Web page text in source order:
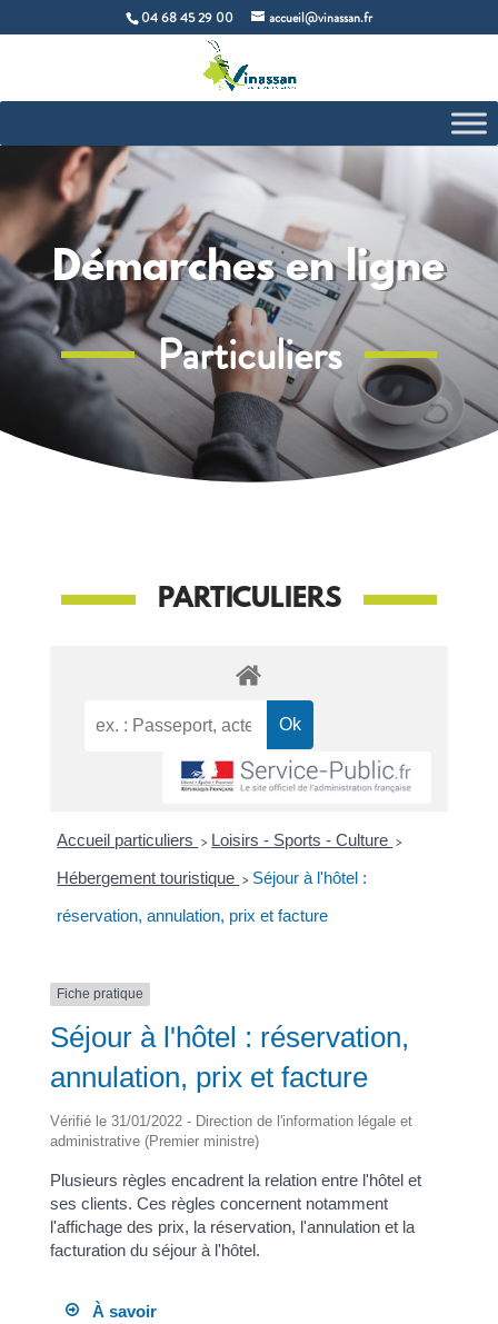
04 68 45 29 00 accueil@vinassan.fr
Démarches en ligne
Particuliers
PARTICULIERS
Accueil particuliers > Loisirs - Sports - Culture >
Hébergement touristique > Séjour à l'hôtel :
réservation, annulation, prix et facture
Fiche pratique
Séjour à l'hôtel : réservation,
annulation, prix et facture
Vérifié le 31/01/2022 - Direction de l'information légale et
administrative (Premier ministre)
Plusieurs règles encadrent la relation entre l'hôtel et
ses clients. Ces règles concernent notamment
l'affichage des prix, la réservation, l'annulation et la
facturation du séjour à l'hôtel.
À savoir